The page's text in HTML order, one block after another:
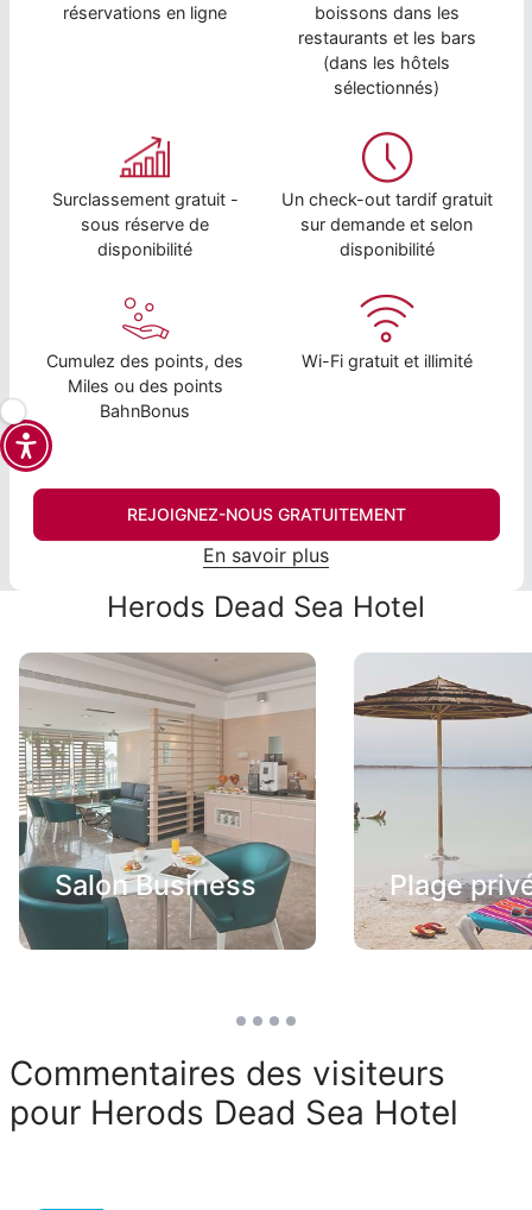
réservations en ligne
boissons dans les
restaurants et les bars
(dans les hôtels
sélectionnés)
Surclassement gratuit -
sous réserve de
disponibilité
Un check-out tardif gratuit
sur demande et selon
disponibilité
Cumulez des points, des
Miles ou des points
BahnBonus
Wi-Fi gratuit et illimité
REJOIGNEZ-NOUS GRATUITEMENT
En savoir plus
Herods Dead Sea Hotel
Salon Business Plage
Commentaires des visiteurs
pour Herods Dead Sea Hotel